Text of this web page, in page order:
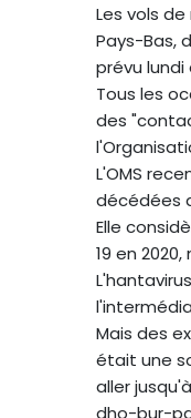
Les vols
Pays-Bas,
prévu
Tous les
des
L'OMS
décédées
Elle
19 en
Mais des
était une
aller
dho-bur-